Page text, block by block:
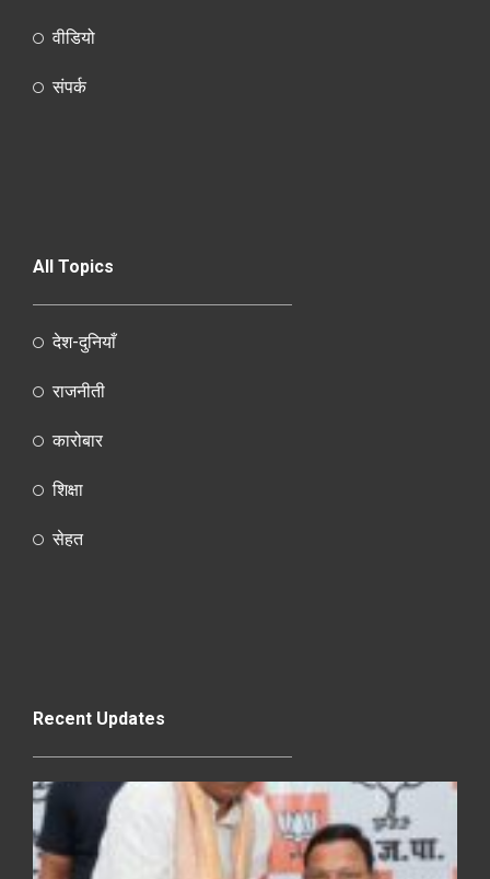
वीडियो
संपर्क
All Topics
देश-दुनियाँ
राजनीती
कारोबार
शिक्षा
सेहत
Recent Updates